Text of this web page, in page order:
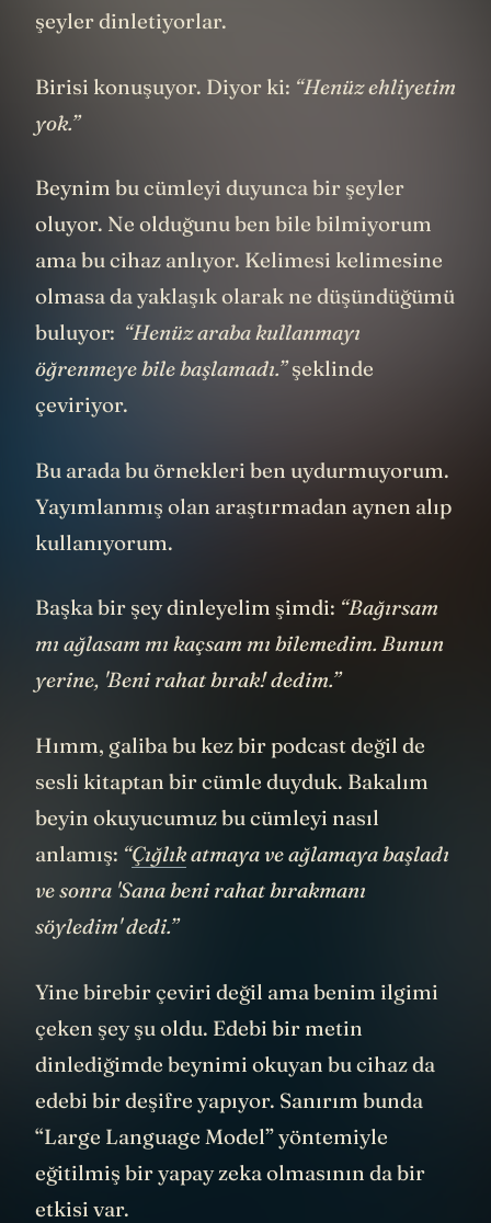
şeyler dinletiyorlar.
Birisi konuşuyor. Diyor ki: “Henüz ehliyetim
yok.”
Beynim bu cümleyi duyunca bir şeyler
oluyor. Ne olduğunu ben bile bilmiyorum
ama bu cihaz anlıyor. Kelimesi kelimesine
olmasa da yaklaşık olarak ne düşündüğümü
buluyor: “Henüz araba kullanmayı
öğrenmeye bile başlamadı.”şeklinde
çeviriyor.
Bu arada bu örnekleri ben uydurmuyorum.
Yayımlanmış olan araştırmadan aynen alıp
kullanıyorum.
Başka bir şey dinleyelim şimdi: “Bağırsam
mı ağlasam mı kaçsam mı bilemedim. Bunun
yerine, 'Beni rahat bırak! dedim.”
Hımm, galiba bu kez bir podcast değil de
sesli kitaptan bir cümle duyduk. Bakalım
beyin okuyucumuz bu cümleyi nasıl
anlamış: “Çığlıkatmaya ve ağlamaya başladı
ve sonra 'Sana beni rahat bırakmanı
söyledim' dedi.”
Yine birebir çeviri değil ama benim ilgimi
çeken şey şu oldu. Edebi bir metin
dinlediğimde beynimi okuyan bu cihaz da
edebi bir deşifre yapıyor. Sanırım bunda
“Large Language Model” yöntemiyle
eğitilmiş bir yapay zeka olmasının da bir
etkisi var.